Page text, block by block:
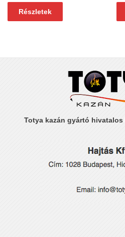
Részletek
Totya kazán gyártó